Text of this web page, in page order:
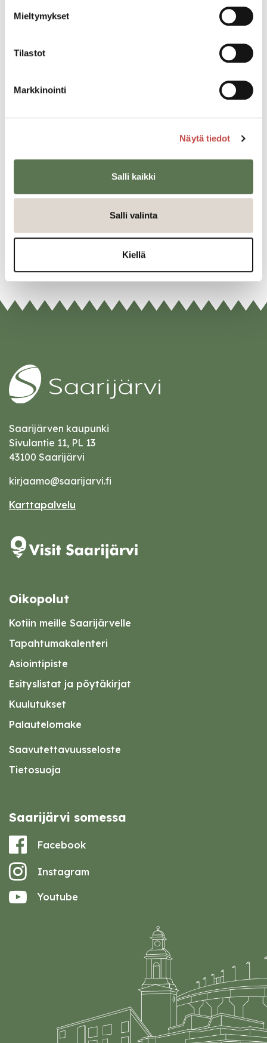
Mieltymykset
Tilastot
Markkinointi
Näytä tiedot
Salli kaikki
Salli valinta
Kiellä
Sivulantie 11
10€
Twitter
Saarijärven kaupunki
Sivulantie 11, PL 13
43100 Saarijärvi
kirjaamo@saarijarvi.fi
Karttapalvelu
Oikopolut
Kotiin meille Saarijärvelle
Tapahtumakalenteri
Asiointipiste
Esityslistat ja pöytäkirjat
Kuulutukset
Palautelomake
Saavutettavuusseloste
Tietosuoja
Saarijärvi somessa
Facebook
Instagram
Youtube